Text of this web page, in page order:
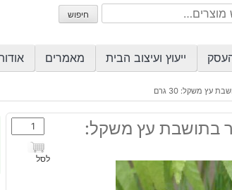
חיפוש
העסק ייעוץ ועיצוב הבית מאמרים
עץ משקל: 30 גרם
בתושבת עץ משקל:
כמות
של
לאפיס
לסל